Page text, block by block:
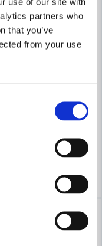
partners who
that you’ve
from your use